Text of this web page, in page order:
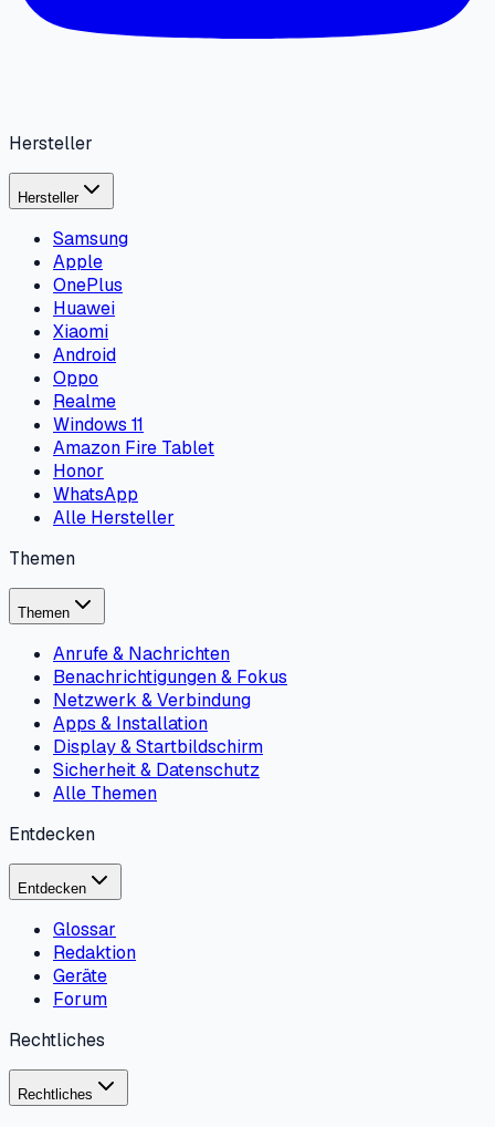
Hersteller
Hersteller
Samsung
Apple
OnePlus
Huawei
Xiaomi
Android
Oppo
Realme
Windows 11
Amazon Fire Tablet
Honor
WhatsApp
Alle Hersteller
Themen
Themen
Anrufe & Nachrichten
Benachrichtigungen & Fokus
Netzwerk & Verbindung
Apps & Installation
Display & Startbildschirm
Sicherheit & Datenschutz
Alle Themen
Entdecken
Entdecken
Glossar
Redaktion
Geräte
Forum
Rechtliches
Rechtliches